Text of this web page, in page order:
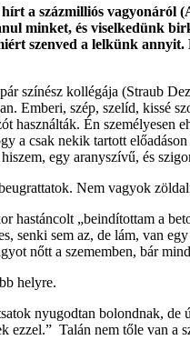
a százmilliós vagyonáról
minket, és viselkedünk
szenved a lelkünk
színész kollégája (Straub
Emberi, szép, szelíd, kissé
Én személyesen
a csak nekik tartott
egy aranyszívű, és
Nem vagyok
„beindítottam a
senki sem az, de lám, van
nőtt a szememben, bár
helyre.
nyugodtan bolondnak,
ezzel.” Talán nem tőle van a